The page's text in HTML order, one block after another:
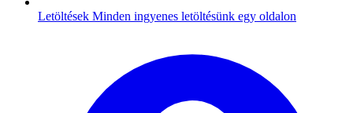
Letöltések Minden ingyenes letöltésünk egy oldalon